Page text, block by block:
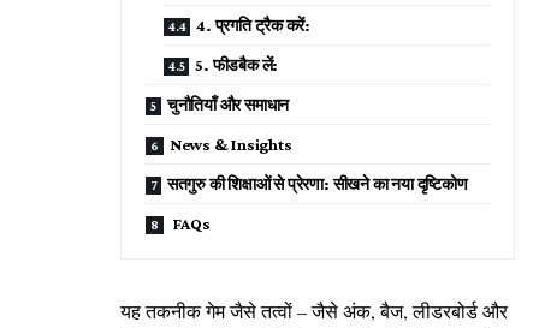
4. प्रगति ट्रैक करें:
5. फीडबैक लें:
चुनौतियाँ और समाधान
News & Insights
सतगुरु की शिक्षाओं से प्रेरणा: सीखने का नया दृष्टिकोण
FAQs
यह तकनीक गेम जैसे तत्वों – जैसे अंक, बैज, लीडरबोर्ड और